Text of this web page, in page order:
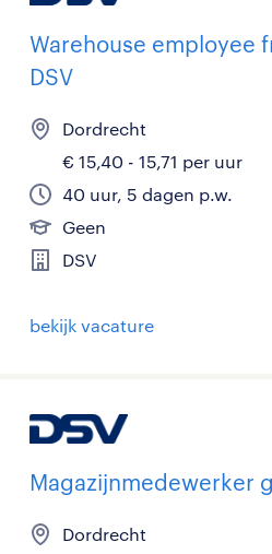
Warehouse employee
DSV
Dordrecht
€ 15,40 - 15,71 per uur
40 uur, 5 dagen p.w.
Geen
DSV
bekijk vacature
Magazijnmedewerker
Dordrecht